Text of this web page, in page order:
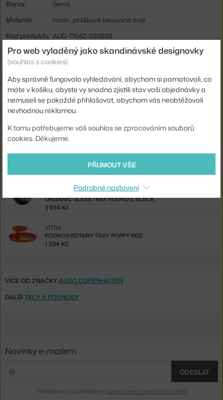
Barva:
černá
Materiál:
ratan, práškově lakovaná ocel
Kód produktu AUD-71042-000889
EAN
5709262078363
Také by se vám mohlo líbit
TÁC GRIB, BLACK
1 690 Kč
MÍSA CHUB M, ASH
NORMANN COPENHAGEN
ORGANIC GLASS TRAY ROUND S, BLACK
ETHNICRAFT
3 614 Kč
PODNOS ROTARY TRAY, POPPY RED
VITRA
1 534 Kč
VÍCE OD ZNAČKYAUDO COPENHAGEN
DALŠÍTÁCY A PODNOSY
Pro web vyladěný jako skandinávské designovky
(souhlas s cookies)
Aby správně fungovalo vyhledávání, abychom si pamatovali, co
máte v košíku, abyste vy snadno zjistili stav vaší objednávky a
nemuseli se pokaždé přihlašovat, abychom vás neobtěžovali
nevhodnou reklamou.
K tomu potřebujeme váš souhlas se zpracováním souborů
cookies. Děkujeme.
PŘIJMOUT VŠE
Podrobné nastavení
Novinky e-mailem
ODESLAT
Přihlášením souhlasíte se zpracováním osobních údajů